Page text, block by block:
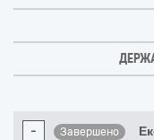
- Завершено